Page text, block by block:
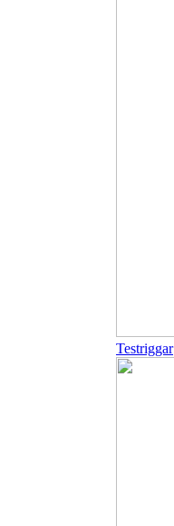
Testriggar